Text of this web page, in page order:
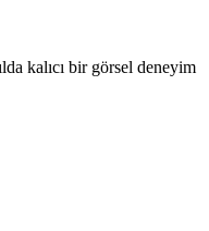
kalıcı bir görsel deneyim